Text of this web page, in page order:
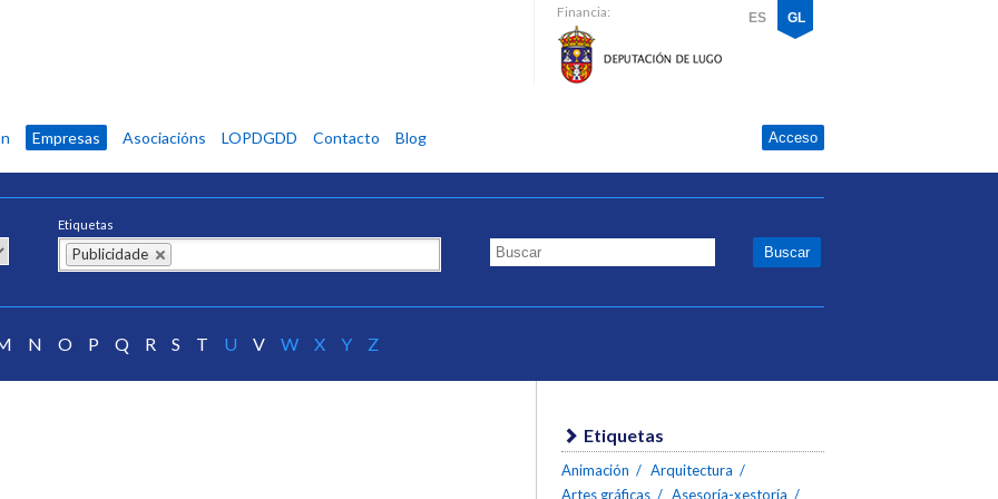
Financia: ES GL
Empresas Asociacións LOPDGDD Contacto Blog Acceso
Etiquetas
Publicidade
N O P Q R S T U V W X Y Z
Etiquetas
Animación
Arquitectura
Artes gráficas
Asesoría-xestoría